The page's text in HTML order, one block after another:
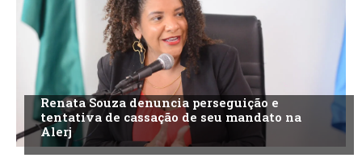
Renata Souza denuncia perseguição e
tentativa de cassação de seu mandato na
Alerj